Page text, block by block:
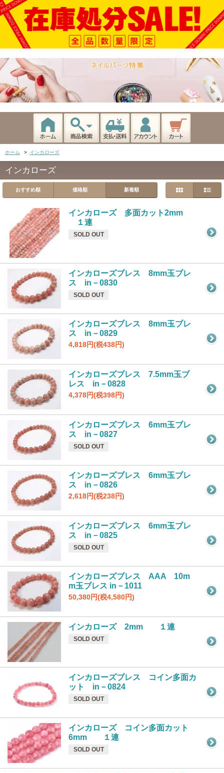
ホーム > インカローズ
インカローズ
おすすめ順 価格順 新着順
インカローズ 多面カット2mm
１連
SOLD OUT
インカローズブレス 8mm玉ブレ
ス in－0830
SOLD OUT
インカローズブレス 8mm玉ブレ
ス in－0829
4,818円(税438円)
インカローズブレス 7.5mm玉ブ
レス in－0828
4,378円(税398円)
インカローズブレス 6mm玉ブレ
ス in－0827
SOLD OUT
インカローズブレス 6mm玉ブレ
ス in－0826
2,618円(税238円)
インカローズブレス 6mm玉ブレ
ス in－0825
SOLD OUT
インカローズブレス AAA 10m
m玉ブレス in－1011
50,380円(税4,580円)
インカローズ 2mm １連
SOLD OUT
インカローズブレス コイン多面カ
ット in－0824
SOLD OUT
インカローズ コイン多面カット
6mm １連
SOLD OUT